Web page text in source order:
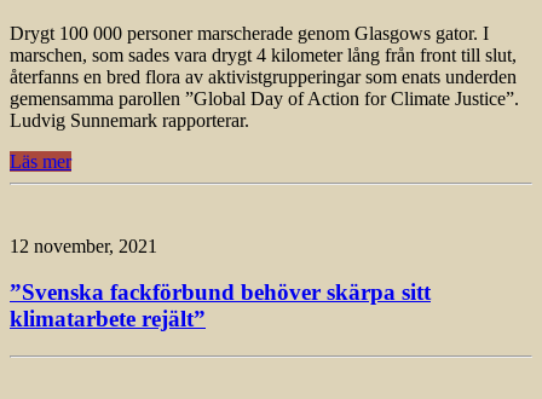
Drygt 100 000 personer marscherade genom Glasgows gator. I
marschen, som sades vara drygt 4 kilometer lång från front till slut,
återfanns en bred flora av aktivistgrupperingar som enats underden
gemensamma parollen ”Global Day of Action for Climate Justice”.
Ludvig Sunnemark rapporterar.
Läs mer
12 november, 2021
”Svenska fackförbund behöver skärpa sitt
klimatarbete rejält”